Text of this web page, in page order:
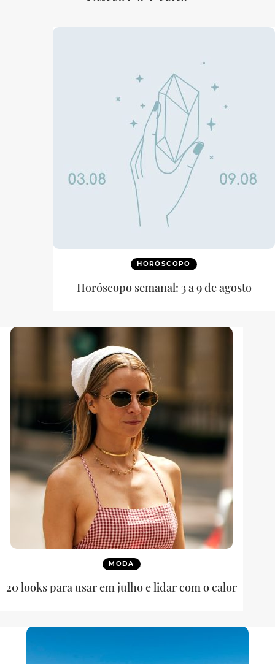
HORÓSCOPO
Horóscopo semanal: 3 a 9 de agosto
MODA
20 looks para usar em julho e lidar com o calor